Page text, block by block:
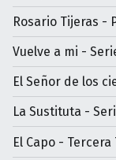
Rosario Tijeras -
Vuelve a mi -
El Señor de los
La Sustituta -
El Capo -